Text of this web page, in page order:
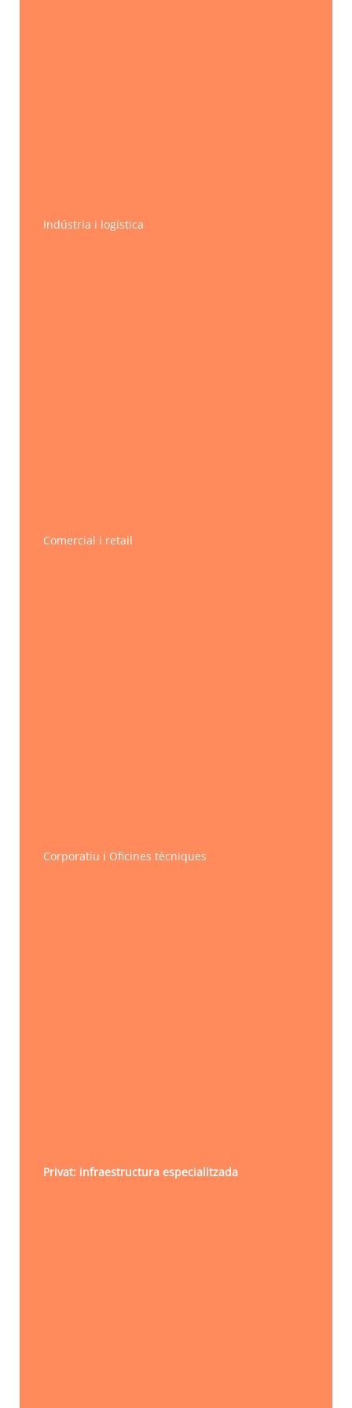
Indústria i logística
Comercial i retail
Corporatiu i Oficines tècniques
Privat: infraestructura especialitzada